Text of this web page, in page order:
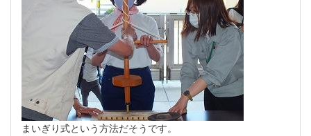
まいぎり式という方法だそうです。